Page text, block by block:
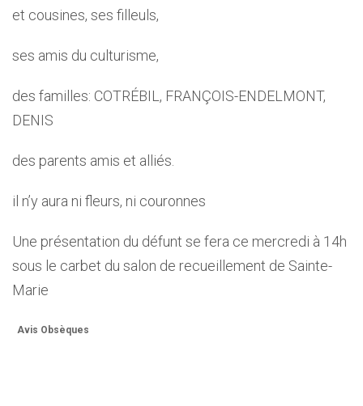
et cousines, ses filleuls,
ses amis du culturisme,
des familles: COTRÉBIL, FRANÇOIS-ENDELMONT,
DENIS
des parents amis et alliés.
il n’y aura ni fleurs, ni couronnes
Une présentation du défunt se fera ce mercredi à 14h
sous le carbet du salon de recueillement de Sainte-
Marie
Avis Obsèques